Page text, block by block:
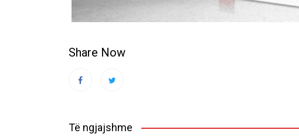
Share Now
Të ngjajshme